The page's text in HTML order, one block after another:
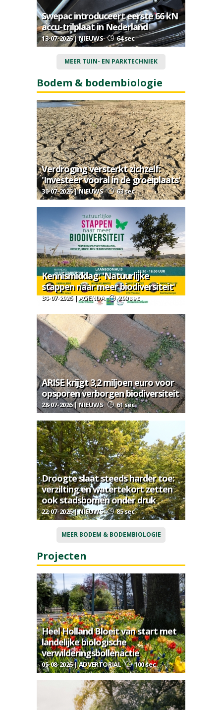
Swepac introduceert eerste 66 kN
accu-trilplaat in Nederland
13-07-2026 | NIEUWS 64 sec
MEER TUIN- EN PARKTECHNIEK
Bodem & bodembiologie
Verdroging versterkt zichzelf:
'Investeer vooral in de groeiplaats'
30-07-2026 | NIEUWS 63 sec
Kennismiddag: 'Natuurlijke
stappen naar meer biodiversiteit'
30-07-2026 | AGENDA 209 sec
ARISE krijgt 3,2 miljoen euro voor
opsporen verborgen biodiversiteit
28-07-2026 | NIEUWS 61 sec
Droogte slaat steeds harder toe:
verzilting en watertekort zetten
ook stadsbomen onder druk
22-07-2026 | NIEUWS 85 sec
MEER BODEM & BODEMBIOLOGIE
Projecten
Heel Holland Bloeit van start met
landelijke biologische
verwilderingsbollenactie
05-08-2026 | ADVERTORIAL 100 sec